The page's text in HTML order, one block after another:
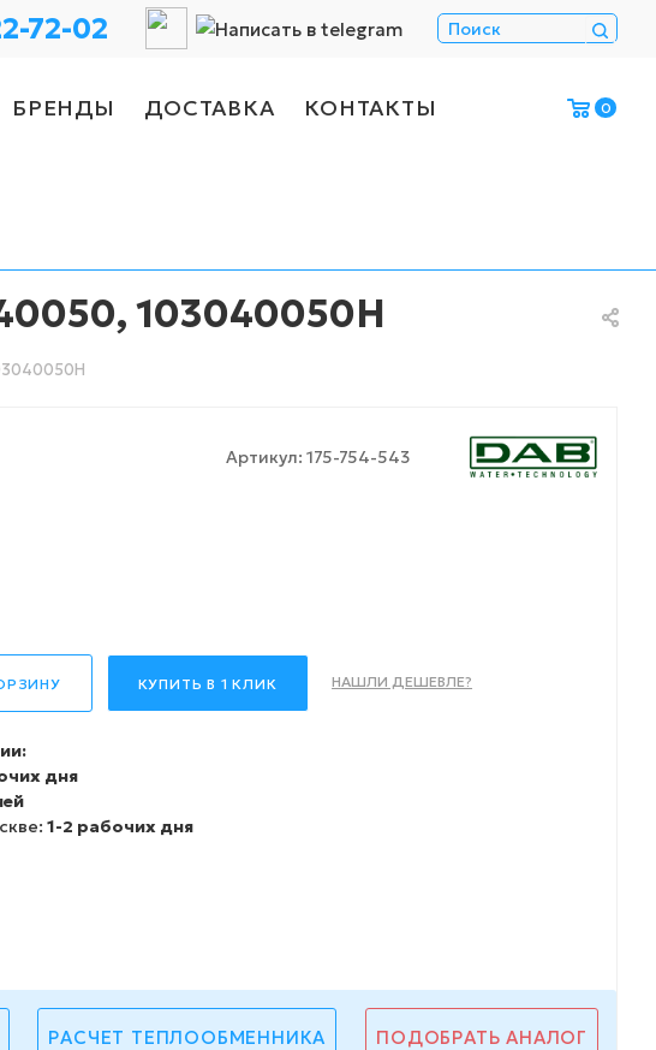
72-02
БРЕНДЫ ДОСТАВКА КОНТАКТЫ 0
103040050H
Артикул: 175-754-543
КУПИТЬ В 1 КЛИК НАШЛИ ДЕШЕВЛЕ?
дня
1-2 рабочих дня
РАСЧЕТ ТЕПЛООБМЕННИКА ПОДОБРАТЬ АНАЛОГ